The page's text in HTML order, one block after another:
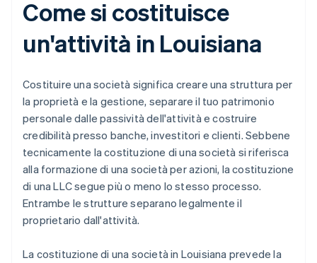
Come si costituisce
un'attività in Louisiana
Costituire una società significa creare una struttura per
la proprietà e la gestione, separare il tuo patrimonio
personale dalle passività dell'attività e costruire
credibilità presso banche, investitori e clienti. Sebbene
tecnicamente la costituzione di una società si riferisca
alla formazione di una società per azioni, la costituzione
di una LLC segue più o meno lo stesso processo.
Entrambe le strutture separano legalmente il
proprietario dall'attività.
La costituzione di una società in Louisiana prevede la